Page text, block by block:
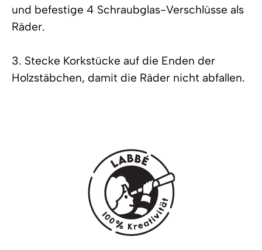
und befestige 4 Schraubglas-Verschlüsse als
Räder.
3. Stecke Korkstücke auf die Enden der
Holzstäbchen, damit die Räder nicht abfallen.